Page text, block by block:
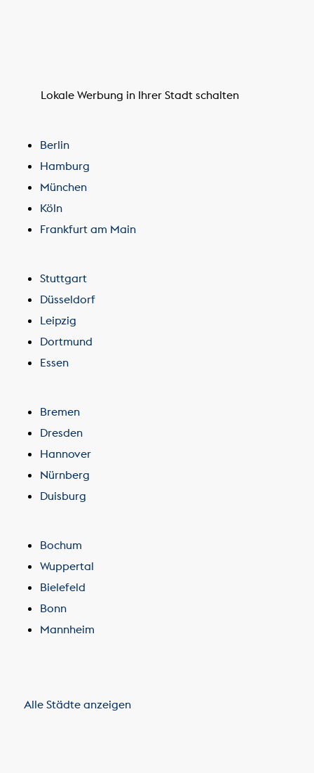
Lokale Werbung in Ihrer Stadt schalten
Berlin
Hamburg
München
Köln
Frankfurt am Main
Stuttgart
Düsseldorf
Leipzig
Dortmund
Essen
Bremen
Dresden
Hannover
Nürnberg
Duisburg
Bochum
Wuppertal
Bielefeld
Bonn
Mannheim
Alle Städte anzeigen